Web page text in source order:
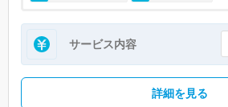
サービス内容
詳細を見る